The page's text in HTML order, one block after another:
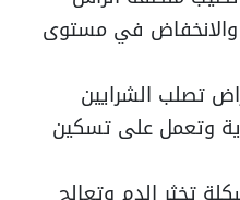
والانخفاض في مستوى
تصلب الشرايين
وتعمل على تسكين